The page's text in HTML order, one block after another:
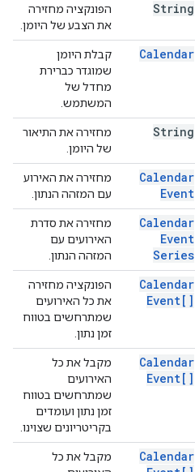
String
הפונקציה מחזירה
את הצבע של היומן.
Calendar
קבלת היומן
שמוגדר כברירת
מחדל של
המשתמש.
String
מחזירה את התיאור
של היומן.
Calendar
Event
מחזירה את האירוע
עם המזהה הנתון.
Calendar
Event
Series
מחזירה את סדרת
האירועים עם
המזהה הנתון.
Calendar
Event[]
הפונקציה מחזירה
את כל האירועים
שמתרחשים בטווח
זמן נתון.
Calendar
Event[]
מקבל את כל
האירועים
שמתרחשים בטווח
זמן נתון ועומדים
בקריטריונים שצוינו.
Calendar
מקבל את כל